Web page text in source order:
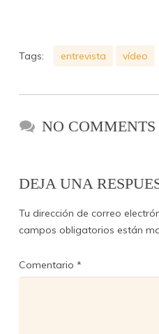
Tags: entrevista vídeo
NO COMMENTS
DEJA UNA
Tu dirección de correo
campos obligatorios están
Comentario *